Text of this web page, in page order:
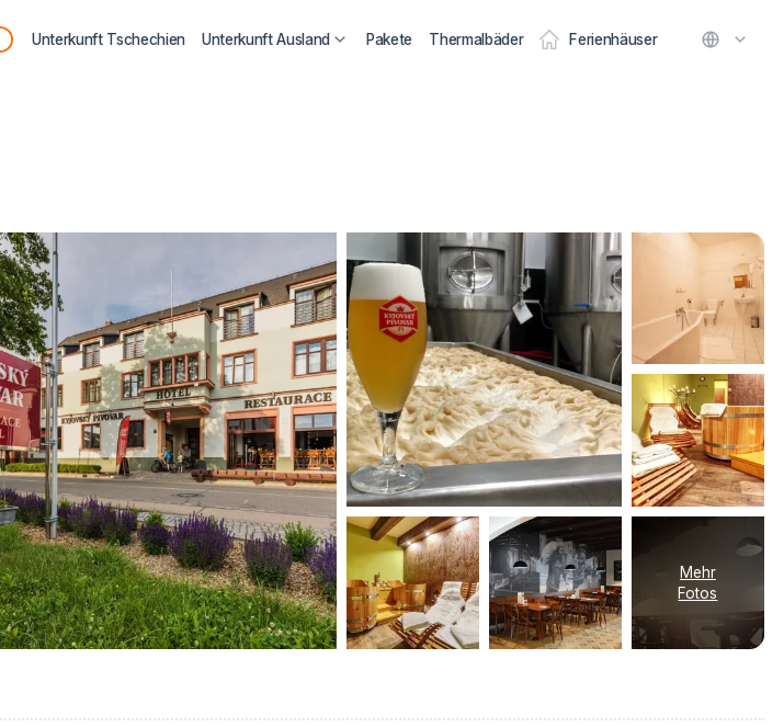
Unterkunft Tschechien Unterkunft Ausland Pakete Thermalbäder Ferienhäuser
Mehr
Fotos